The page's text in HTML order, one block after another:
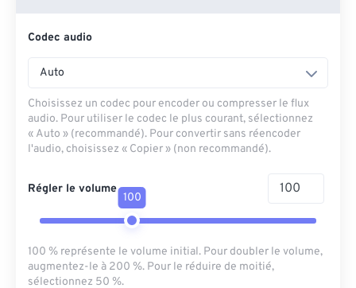
Codec audio
Auto
Choisissez un codec pour encoder ou compresser le flux
audio. Pour utiliser le codec le plus courant, sélectionnez
« Auto » (recommandé). Pour convertir sans réencoder
l'audio, choisissez « Copier » (non recommandé).
Régler le volume
100
100 % représente le volume initial. Pour doubler le volume,
augmentez-le à 200 %. Pour le réduire de moitié,
sélectionnez 50 %.